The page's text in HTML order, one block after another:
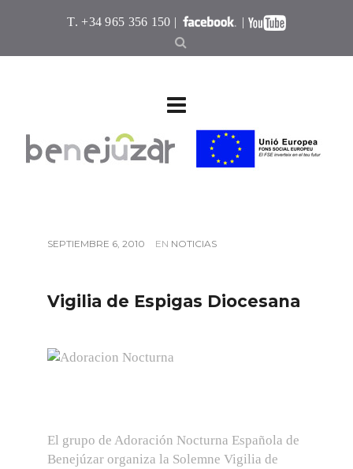
T. +34 965 356 150 | |
SEPTIEMBRE 6, 2010 EN NOTICIAS
Vigilia de Espigas Diocesana
El grupo de Adoración Nocturna Española de
Benejúzar organiza la Solemne Vigilia de